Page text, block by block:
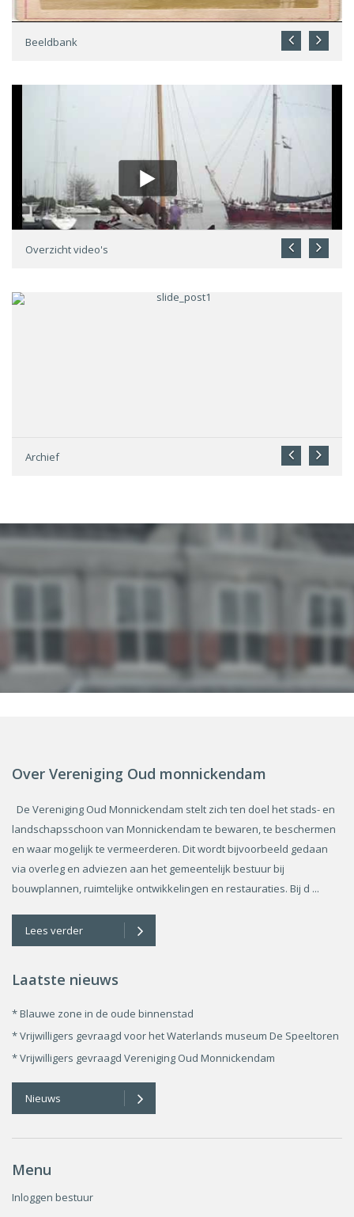
Beeldbank
Overzicht video's
Archief
Over Vereniging Oud monnickendam
De Vereniging Oud Monnickendam stelt zich ten doel het stads- en
landschapsschoon van Monnickendam te bewaren, te beschermen
en waar mogelijk te vermeerderen. Dit wordt bijvoorbeeld gedaan
via overleg en adviezen aan het gemeentelijk bestuur bij
bouwplannen, ruimtelijke ontwikkelingen en restauraties. Bij d ...
Lees verder
Laatste nieuws
* Blauwe zone in de oude binnenstad
* Vrijwilligers gevraagd voor het Waterlands museum De Speeltoren
* Vrijwilligers gevraagd Vereniging Oud Monnickendam
Nieuws
Menu
Inloggen bestuur